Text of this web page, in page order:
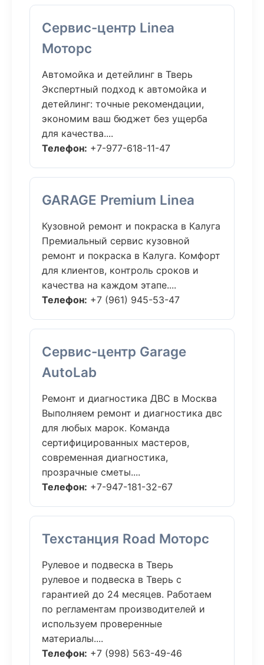
Сервис-центр Linea
Моторс
Автомойка и детейлинг в Тверь
Экспертный подход к автомойка и
детейлинг: точные рекомендации,
экономим ваш бюджет без ущерба
для качества....
Телефон: +7-977-618-11-47
GARAGE Premium Linea
Кузовной ремонт и покраска в Калуга
Премиальный сервис кузовной
ремонт и покраска в Калуга. Комфорт
для клиентов, контроль сроков и
качества на каждом этапе....
Телефон: +7 (961) 945-53-47
Сервис-центр Garage
AutoLab
Ремонт и диагностика ДВС в Москва
Выполняем ремонт и диагностика двс
для любых марок. Команда
сертифицированных мастеров,
современная диагностика,
прозрачные сметы....
Телефон: +7-947-181-32-67
Техстанция Road Моторс
Рулевое и подвеска в Тверь
рулевое и подвеска в Тверь с
гарантией до 24 месяцев. Работаем
по регламентам производителей и
используем проверенные
материалы....
Телефон: +7 (998) 563-49-46